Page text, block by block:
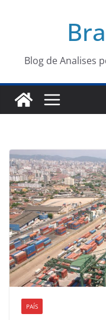
conteúdoBlog de Analises
PAÍS